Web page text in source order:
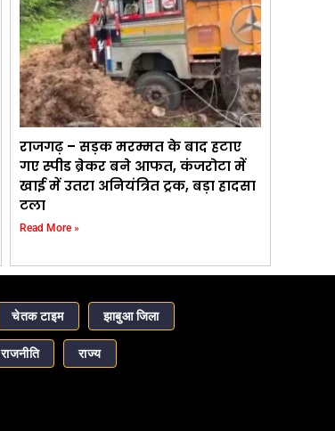
राजगढ़ – सड़क मरम्मत के बाद हटाए
गए स्पीड ब्रेकर बने आफत, कंजरोटा में
खाई में उतरा अनियंत्रित ट्रक, बड़ा हादसा
टला
Read More »
चेतक टाइम झाबुआ जिला
राजनीति राज्य